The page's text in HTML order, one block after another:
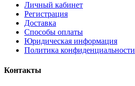
Личный кабинет
Регистрация
Доставка
Способы оплаты
Юридическая информация
Политика конфиденциальности
Контакты